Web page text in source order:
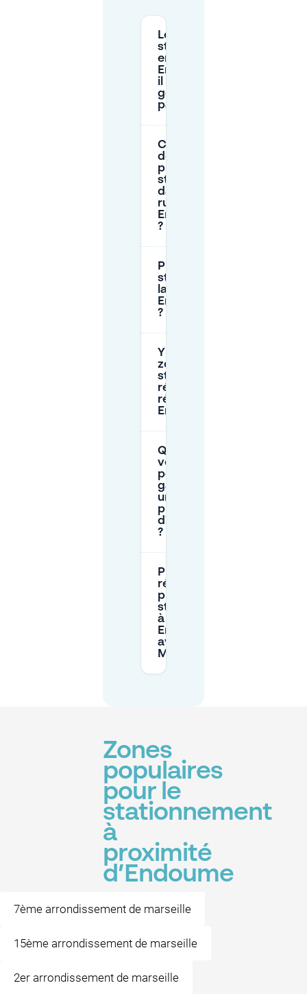
Le
stationnement
en voirie à
Endoume est-
il
généralement
payant ?
Combien
de temps
puis-je
stationner
dans la
rue à
Endoume
?
Puis-je
stationner
la nuit à
Endoume
?
Y a-t-il des
zones de
stationnement
réservées aux
résidents à
Endoume ?
Que dois-je
vérifier
pour me
garer dans
un garage
près
d'Endoume
?
Puis-je
réserver une
place de
stationnement
à l'avance à
Endoume
avec
Mobypark ?
Zones
populaires
pour le
stationnement
à
proximité
d’Endoume
7ème arrondissement de marseille
15ème arrondissement de marseille
2er arrondissement de marseille